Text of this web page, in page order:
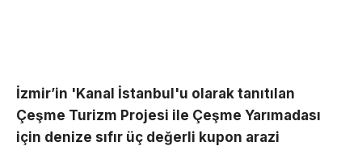
İzmir’in 'Kanal İstanbul'u olarak tanıtılan
Çeşme Turizm Projesi ile Çeşme Yarımadası
için denize sıfır üç değerli kupon arazi